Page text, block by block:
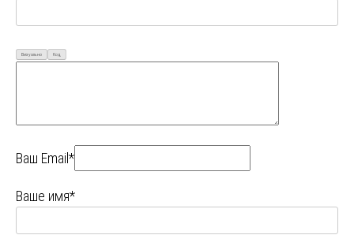
Визуально Код
Ваш Email*
Ваше имя*